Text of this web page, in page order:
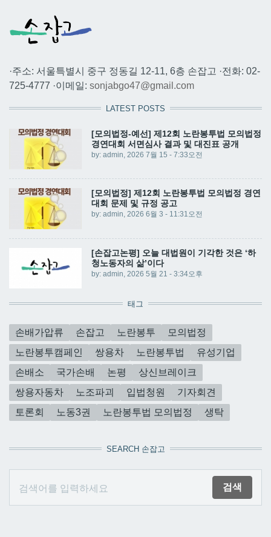
·주소: 서울특별시 중구 정동길 12-11, 6층 손잡고 ·전화: 02-
725-4777 ·이메일: sonjabgo47@gmail.com
LATEST POSTS
[모의법정-예선] 제12회 노란봉투법 모의법정
경연대회 서면심사 결과 및 대진표 공개
by: admin , 2026 7월 15 - 7:33오전
[모의법정] 제12회 노란봉투법 모의법정 경연
대회 문제 및 규정 공고
by: admin, 2026 6월 3 - 11:31오전
[손잡고논평] 오늘 대법원이 기각한 것은 ‘하
청노동자의 삶’이다
by: admin , 2026 5월 21 - 3:34오후
태그
손배가압류 손잡고 노란봉투
모의법정
노란봉투캠페인
쌍용차 노란봉투법
유성기업
손배소
국가손배 논평
상신브레이크
쌍용자동차
노조파괴 입법청원
기자회견
토론회
노동3권 노란봉투법 모의법정 생탁
SEARCH 손잡고